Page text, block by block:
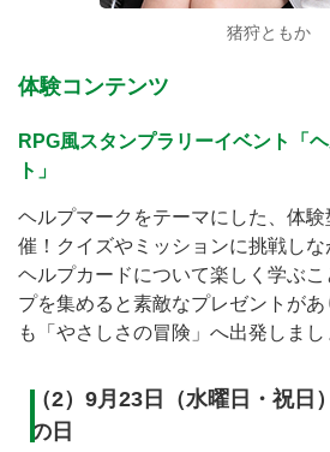
猪狩ともか
体験コンテンツ
RPG風スタンプラリーイベント「
ト」
ヘルプマークをテーマにした、体
催！クイズやミッションに挑戦し
ヘルプカードについて楽しく学ぶ
プを集めると素敵なプレゼントが
も「やさしさの冒険」へ出発しまし
（2）9月23日（水曜日・祝
の日